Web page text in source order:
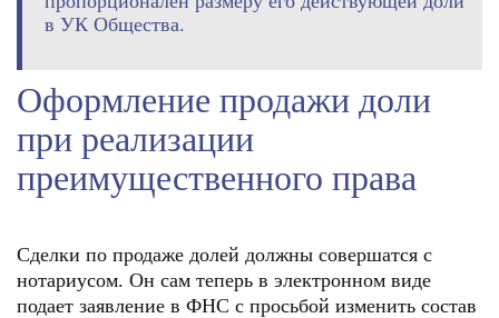
в УК Общества.
Оформление продажи доли
при реализации
преимущественного права
Сделки по продаже долей должны совершатся с
нотариусом. Он сам теперь в электронном виде
подает заявление в ФНС с просьбой изменить состав